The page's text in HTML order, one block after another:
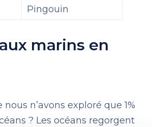
Pingouin
marins en
n’avons exploré que 1%
? Les océans regorgent